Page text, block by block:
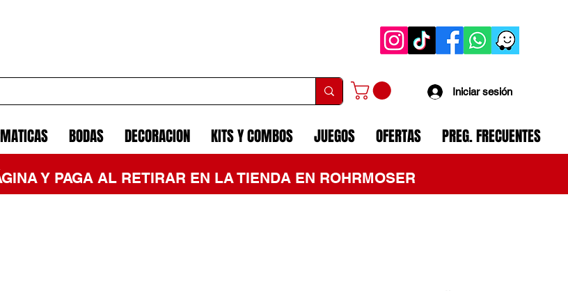
Iniciar sesión
BODAS DECORACION KITS Y COMBOS JUEGOS OFERTAS PREG. FRECUENTES
Y PAGA AL RETIRAR EN LA TIENDA EN ROHRMOSER